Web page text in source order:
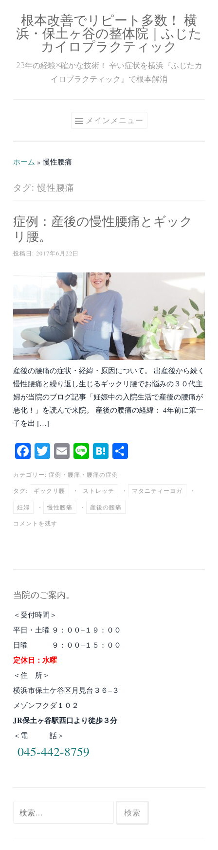
ン
根本改善でリピート多数！ 横
浜・保土ヶ谷の整体院｜ふじた
カイロプラクティック
23年の経験×確かな技術！ 辛い症状を横浜『ふじたカ
イロプラクティック』で根本解消
メインメニュー
ホーム »慢性腰痛
タグ: 慢性腰痛
症例：産後の慢性腰痛とギック
リ腰。
投稿日: 2017年6月22日
産後の腰痛の症状・経緯・原因について。 出産後から続く
慢性腰痛と繰り返し生じるギックリ腰でお悩みの３０代主
婦が当院のブログ記事「妊娠中の入院生活で産後の腰痛が
悪化！」を読んで来院。 産後の腰痛の経緯： 4年前に第一
子を出 […]
Fa
ce
bo
ok
T
wi
tte
r
E
m
ail
Li
ne
H
at
en
a
カテゴリー: 症例 ・ 腰痛 ・ 腰痛の症例
タグ: ギックリ腰 ・ ストレッチ ・ マタニティーヨガ ・
妊婦 ・ 慢性腰痛 ・ 産後の腰痛
コメントを残す
当院のご案内。
＜受付時間＞
平日・土曜 ９：００−１９：００
日曜 ９：００−１５：００
定休日：水曜
＜住 所＞
横浜市保土ケ谷区月見台３６−３
メゾンフクダ１０２
JR保土ヶ谷駅西口より徒歩３分
＜電 話＞
045-442-8759